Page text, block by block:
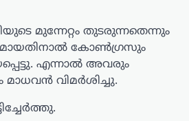
മുന്നേറ്റം തുടരുന്നതെന്നും
കോണ്‍ഗ്രസും
എന്നാല്‍ അവരും
വിമര്‍ശിച്ചു.